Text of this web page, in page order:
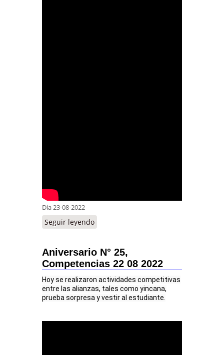
Día 23-08-2022
Seguir leyendo
Aniversario N° 25,
Competencias 22 08 2022
Hoy se realizaron actividades competitivas
entre las alianzas, tales como yincana,
prueba sorpresa y vestir al estudiante.